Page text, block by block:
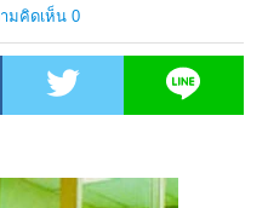
มคิดเห็น 0